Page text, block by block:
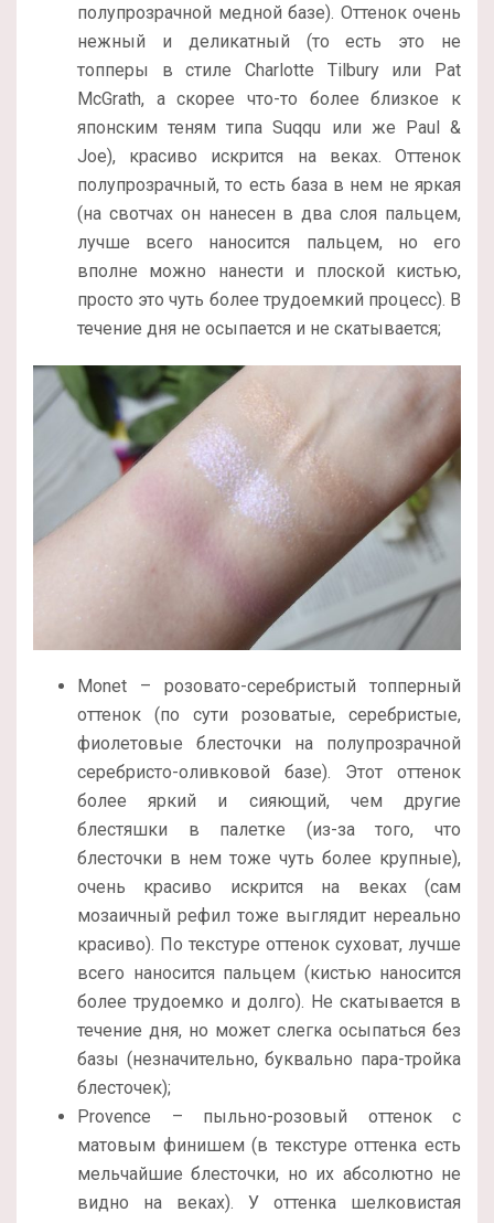
полупрозрачной медной базе). Оттенок очень
нежный и деликатный (то есть это не
топперы в стиле Charlotte Tilbury или Pat
McGrath, а скорее что-то более близкое к
японским теням типа Suqqu или же Paul &
Joe), красиво искрится на веках. Оттенок
полупрозрачный, то есть база в нем не яркая
(на свотчах он нанесен в два слоя пальцем,
лучше всего наносится пальцем, но его
вполне можно нанести и плоской кистью,
просто это чуть более трудоемкий процесс). В
течение дня не осыпается и не скатывается;
Monet – розовато-серебристый топперный
оттенок (по сути розоватые, серебристые,
фиолетовые блесточки на полупрозрачной
серебристо-оливковой базе). Этот оттенок
более яркий и сияющий, чем другие
блестяшки в палетке (из-за того, что
блесточки в нем тоже чуть более крупные),
очень красиво искрится на веках (сам
мозаичный рефил тоже выглядит нереально
красиво). По текстуре оттенок суховат, лучше
всего наносится пальцем (кистью наносится
более трудоемко и долго). Не скатывается в
течение дня, но может слегка осыпаться без
базы (незначительно, буквально пара-тройка
блесточек);
Provence – пыльно-розовый оттенок с
матовым финишем (в текстуре оттенка есть
мельчайшие блесточки, но их абсолютно не
видно на веках). У оттенка шелковистая